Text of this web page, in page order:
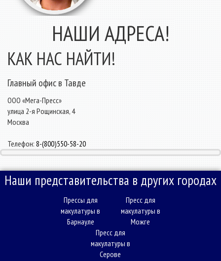
НАШИ АДРЕСА!
КАК НАС НАЙТИ!
Главный офис в Тавде
ООО «Мега-Пресс»
улица 2-я Рощинская, 4
Москва
Телефон: 8-(800)550-58-20
Наши представительства в других городах
Прессы для
макулатуры в
Барнауле
Пресс для
макулатуры в
Можге
Пресс для
макулатуры в
Серове